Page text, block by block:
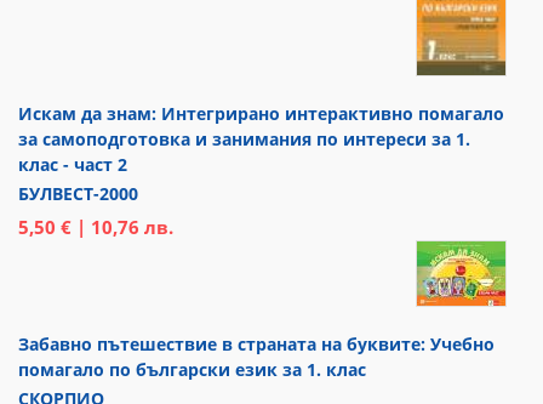
Искам да знам: Интегрирано интерактивно помагало
за самоподготовка и занимания по интереси за 1.
клас - част 2
БУЛВЕСТ-2000
5,50 € | 10,76 лв.
Забавно пътешествие в страната на буквите: Учебно
помагало по български език за 1. клас
СКОРПИО